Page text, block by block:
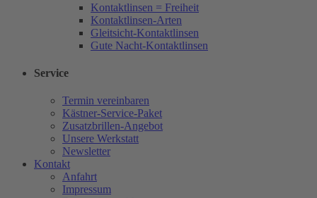
Kontaktlinsen = Freiheit
Kontaktlinsen-Arten
Gleitsicht-Kontaktlinsen
Gute Nacht-Kontaktlinsen
Service
Termin vereinbaren
Kästner-Service-Paket
Zusatzbrillen-Angebot
Unsere Werkstatt
Newsletter
Kontakt
Anfahrt
Impressum